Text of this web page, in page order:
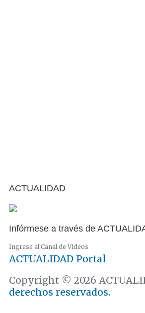
ACTUALIDAD
Infórmese a través de
Ingrese al Canal de Videos
ACTUALIDAD Portal
Copyright © 2026
derechos reservados.